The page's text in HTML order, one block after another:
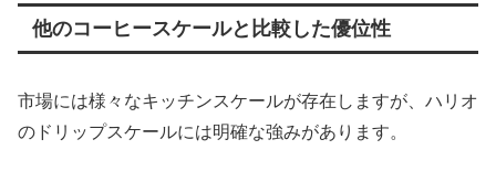
他のコーヒースケールと比較した優位性
市場には様々なキッチンスケールが存在しますが、ハリオ
のドリップスケールには明確な強みがあります。